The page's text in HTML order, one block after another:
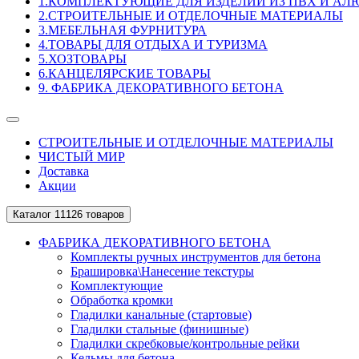
2.СТРОИТЕЛЬНЫЕ И ОТДЕЛОЧНЫЕ МАТЕРИАЛЫ
3.МЕБЕЛЬНАЯ ФУРНИТУРА
4.ТОВАРЫ ДЛЯ ОТДЫХА И ТУРИЗМА
5.ХОЗТОВАРЫ
6.КАНЦЕЛЯРСКИЕ ТОВАРЫ
9. ФАБРИКА ДЕКОРАТИВНОГО БЕТОНА
СТРОИТЕЛЬНЫЕ И ОТДЕЛОЧНЫЕ МАТЕРИАЛЫ
ЧИСТЫЙ МИР
Доставка
Акции
Каталог 11126 товаров
ФАБРИКА ДЕКОРАТИВНОГО БЕТОНА
Комплекты ручных инструментов для бетона
Брашировка\Нанесение текстуры
Комплектующие
Обработка кромки
Гладилки канальные (стартовые)
Гладилки стальные (финишные)
Гладилки скребковые/контрольные рейки